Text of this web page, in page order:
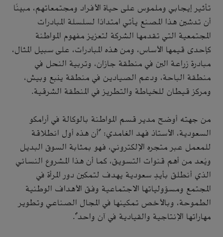
تأثير إيجابي وملموس على حياة الأفراد ومجتمعاتهم، مبينًا
أن تدشين هذا المصنع يأتي امتدادًا لسلسلة المبادرات
المجتمعية التي تقدمها الشركة لتعزيز مفهوم المواطنة
كإحدى قيمها الأساس، ومن هذه المبادرات، على سبيل المثال،
مبادرة زراعة البن في منطقة جازان، وتربية النحل في
منطقة الباحة، ودعم الصيادين في منطقة ينبع وبيش،
ومركز قيطان للخياطة والتطريز في المنطقة الشرقية.
من جهته أوضح مدير قسم المواطنة بالوكالة في أرامكو
السعودية، الأستاذ فهد الغامدي: "أن هذه أول انطلاقة
للمعمل عبر متجره الإلكتروني، فهو بمثابة السوق البديل
ويُعد من أهم قنوات التسويق، كما أن هذا المشروع النسائي
الذي أنطلق بأيدٍ سعودية يهدف لتمكين دور المرأة في
المجتمع ومسؤولياتها الاجتماعية وفق الأهداف الوطنية
الطموحة، وبالأخص تمكينها في المجال الصناعي وتطوير
مهاراتها الإنتاجية والقيادية في آن واحد".